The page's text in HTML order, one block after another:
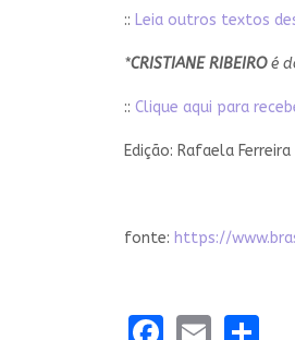
:: Leia outros textos
*CRISTIANE RIBEIROé
:: Clique aqui para
Edição: Rafaela Ferreira
fonte: https://
Facebook
Email